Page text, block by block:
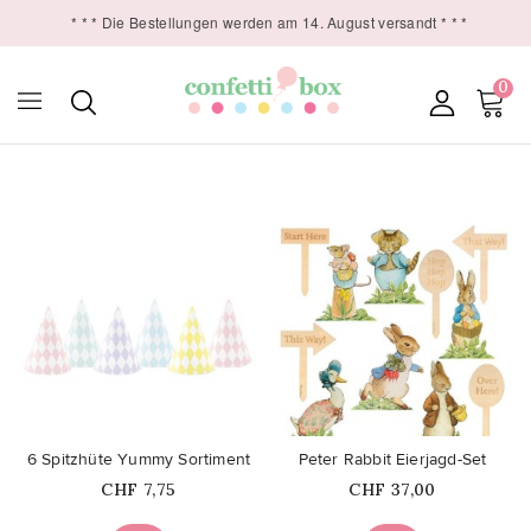
* * * Die Bestellungen werden am 14. August versandt * * *
0
favorite_border
6 Spitzhüte Yummy Sortiment
Price
CHF 7,75
Peter Rabbit Eierjagd-Set
Price
CHF 37,00